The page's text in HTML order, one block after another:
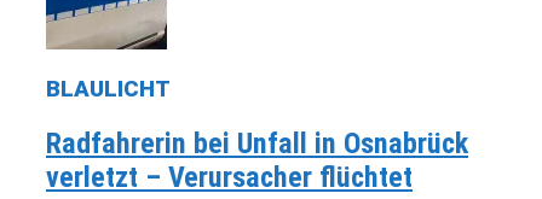
BLAULICHT
Radfahrerin bei Unfall in Osnabrück
verletzt – Verursacher flüchtet